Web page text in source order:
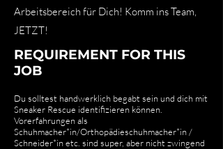
Arbeitsbereich für Dich! Komm ins Team,
JETZT!
REQUIREMENT FOR THIS
JOB
Du solltest handwerklich begabt sein und dich mit
Sneaker Rescue identifizieren können.
Vorerfahrungen als
Schuhmacher*in/Orthopädieschuhmacher*in /
Schneider*in etc. sind super, aber nicht zwingend